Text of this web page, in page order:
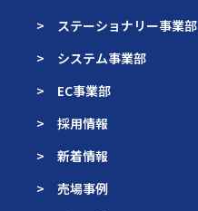
> ステーショナリー事業部
> システム事業部
> EC事業部
> 採用情報
> 新着情報
> 売場事例